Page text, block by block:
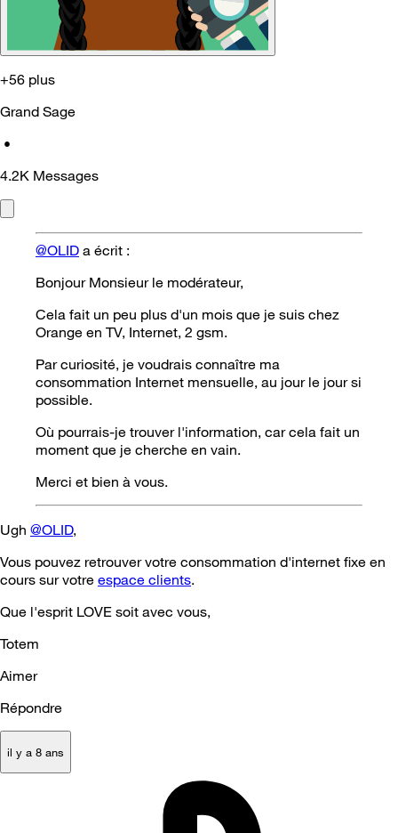
+56 plus
Grand Sage
•
4.2K Messages
@OLID a écrit :
Bonjour Monsieur le modérateur,
Cela fait un peu plus d'un mois que je suis chez
Orange en TV, Internet, 2 gsm.
Par curiosité, je voudrais connaître ma
consommation Internet mensuelle, au jour le jour si
possible.
Où pourrais-je trouver l'information, car cela fait un
moment que je cherche en vain.
Merci et bien à vous.
Ugh @OLID,
Vous pouvez retrouver votre consommation d'internet fixe en
cours sur votre espace clients.
Que l'esprit LOVE soit avec vous,
Totem
Aimer
Répondre
il y a 8 ans